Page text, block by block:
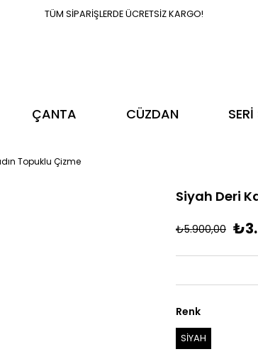
TÜM SİPARİŞLERDE ÜCRETSİZ KARGO!
ÇANTA CÜZDAN
Topuklu Çizme
Siyah Deri
₺5.900,00
Renk
SİYAH